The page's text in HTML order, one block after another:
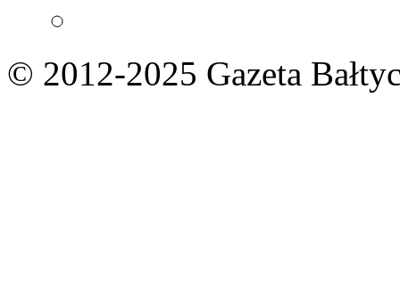
© 2012-2025 Gazeta